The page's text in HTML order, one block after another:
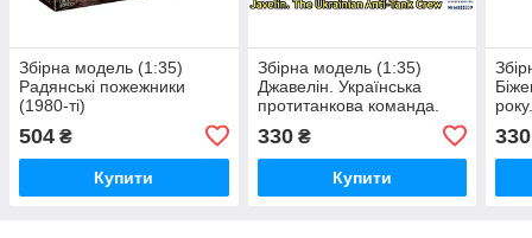
Збірна модель (1:35)
Радянські пожежники
(1980-ті)
504 ₴
Купити
Збірна модель (1:35)
Джавелін. Українська
протитанкова команда.
українська війна. Набір
№6
330₴
Купити
№5
330